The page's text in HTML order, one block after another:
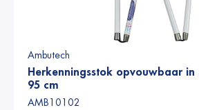
Ambutech
Herkenningsstok opvouwbaar
95 cm
AMB10102